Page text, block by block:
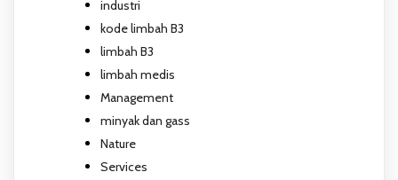
industri
kode limbah B3
limbah B3
limbah medis
Management
minyak dan gass
Nature
Services